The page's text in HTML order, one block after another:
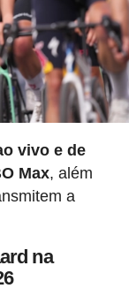
vivo e de
Max, além
a
na